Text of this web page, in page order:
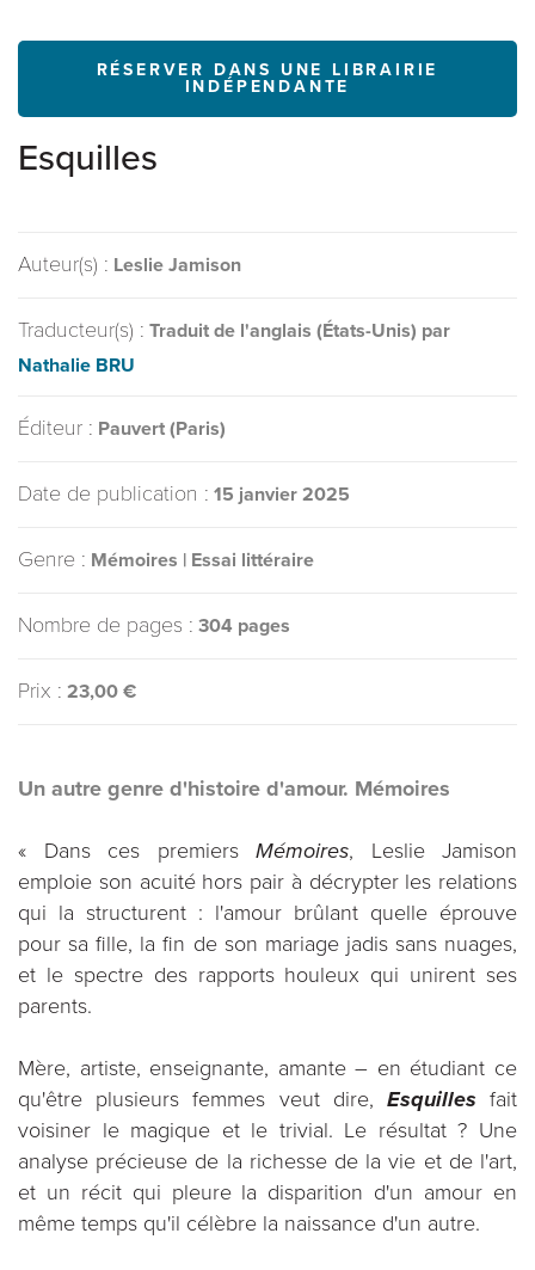
RÉSERVER DANS UNE LIBRAIRIE
INDÉPENDANTE
Esquilles
Auteur(s) : Leslie Jamison
Traducteur(s) : Traduit de l'anglais (États-Unis) par
Nathalie BRU
Éditeur : Pauvert (Paris)
Date de publication : 15 janvier 2025
Genre : Mémoires | Essai littéraire
Nombre de pages : 304 pages
Prix : 23,00 €
Un autre genre d'histoire d'amour. Mémoires
« Dans ces premiers Mémoires, Leslie Jamison
emploie son acuité hors pair à décrypter les relations
qui la structurent : l'amour brûlant quelle éprouve
pour sa fille, la fin de son mariage jadis sans nuages,
et le spectre des rapports houleux qui unirent ses
parents.
Mère, artiste, enseignante, amante – en étudiant ce
qu'être plusieurs femmes veut dire, Esquilles fait
voisiner le magique et le trivial. Le résultat ? Une
analyse précieuse de la richesse de la vie et de l'art,
et un récit qui pleure la disparition d'un amour en
même temps qu'il célèbre la naissance d'un autre.